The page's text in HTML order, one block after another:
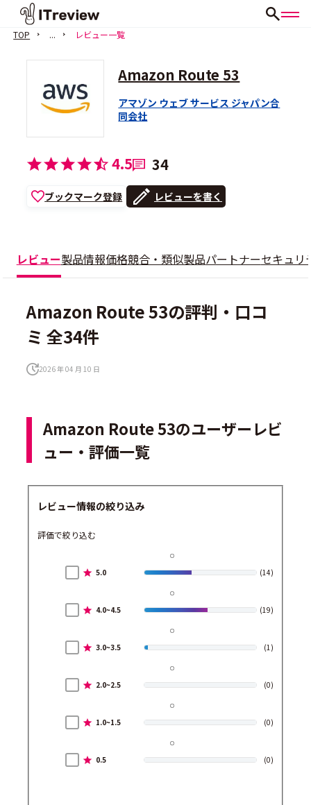
TOP ... レビュー一覧
Amazon Route 53
アマゾン ウェブ サービス ジャパン合
同会社
4.5 34
ブックマーク登録 レビューを書く
レビュー製品情報価格競合・類似製品パートナーセキュリ
Amazon Route 53の評判・口コ
ミ 全34件
2026 年 04 月 10 日
Amazon Route 53のユーザーレビ
ュー・評価一覧
レビュー情報の絞り込み
評価で絞り込む
5.0 (14)
4.0~4.5 (19)
3.0~3.5 (1)
2.0~2.5 (0)
1.0~1.5 (0)
0.5 (0)